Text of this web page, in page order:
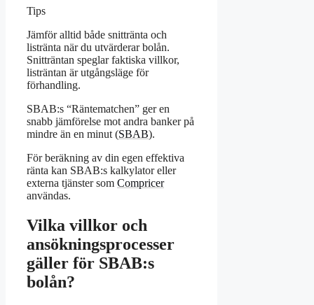
Tips
Jämför alltid både snittränta och
listränta när du utvärderar bolån.
Snitträntan speglar faktiska villkor,
listräntan är utgångsläge för
förhandling.
SBAB:s “Räntematchen” ger en
snabb jämförelse mot andra banker på
mindre än en minut (SBAB).
För beräkning av din egen effektiva
ränta kan SBAB:s kalkylator eller
externa tjänster som Compricer
användas.
Vilka villkor och
ansökningsprocesser
gäller för SBAB:s
bolån?